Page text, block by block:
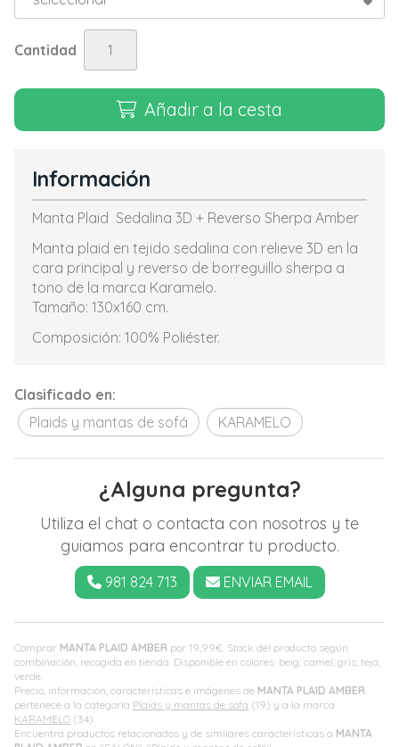
Cantidad
Añadir a la cesta
Comprar MANTA PLAID AMBER por 19,99€ . Stock del producto según
combinación, recogida en tienda. Disponible en colores: beig; camel; gris; teja;
verde.
Precio, información, características e imágenes de MANTA PLAID AMBER
pertenece a la categoría Plaids y mantas de sofá (19) y a la marca
KARAMELO (34).
Encuentra productos relacionados y de similares características a MANTA
Información
Manta Plaid Sedalina 3D + Reverso Sherpa Amber
Manta plaid en tejido sedalina con relieve 3D en la
cara principal y reverso de borreguillo sherpa a
tono de la marca Karamelo.
Tamaño: 130x160 cm.
Composición: 100% Poliéster.
Clasificado en:
Plaids y mantas de sofá
KARAMELO
¿Alguna pregunta?
Utiliza el chat o contacta con nosotros y te
guiamos para encontrar tu producto.
981 824 713 ENVIAR EMAIL